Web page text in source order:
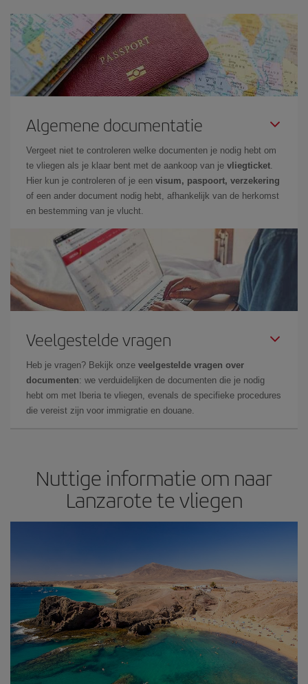
Algemene documentatie
Vergeet niet te controleren welke documenten je nodig hebt om
te vliegen als je klaar bent met de aankoop van je vliegticket.
Hier kun je controleren of je een visum, paspoort, verzekering
of een ander document nodig hebt, afhankelijk van de herkomst
en bestemming van je vlucht.
Veelgestelde vragen
Heb je vragen? Bekijk onze veelgestelde vragen over
documenten: we verduidelijken de documenten die je nodig
hebt om met Iberia te vliegen, evenals de specifieke procedures
die vereist zijn voor immigratie en douane.
Nuttige informatie om naar
Lanzarote te vliegen